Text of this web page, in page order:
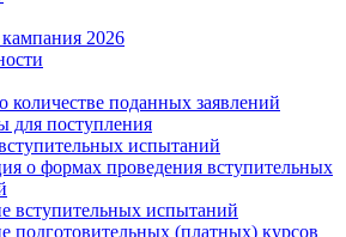
2026
количестве поданных заявлений
для поступления
испытаний
о формах проведения вступительных
вступительных испытаний
подготовительных (платных) курсов